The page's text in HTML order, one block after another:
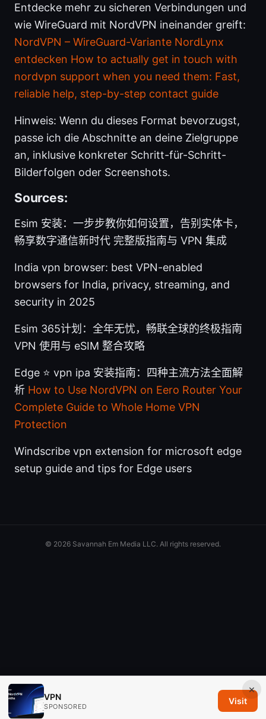
Entdecke mehr zu sicheren Verbindungen und
wie WireGuard mit NordVPN ineinander greift:
NordVPN – WireGuard-Variante NordLynx
entdecken How to actually get in touch with
nordvpn support when you need them: Fast,
reliable help, step-by-step contact guide
Hinweis: Wenn du dieses Format bevorzugst,
passe ich die Abschnitte an deine Zielgruppe
an, inklusive konkreter Schritt-für-Schritt-
Bilderfolgen oder Screenshots.
Sources:
Esim 安装：一步步教你如何设置，告别实体卡，
畅享数字通信新时代 完整版指南与 VPN 集成
India vpn browser: best VPN-enabled
browsers for India, privacy, streaming, and
security in 2025
Esim 365计划：全年无忧，畅联全球的终极指南
VPN 使用与 eSIM 整合攻略
Edge ⭐ vpn ipa 安装指南：四种主流方法全面解
析 How to Use NordVPN on Eero Router Your
Complete Guide to Whole Home VPN
Protection
Windscribe vpn extension for microsoft edge
setup guide and tips for Edge users
×
VPN
SPONSORED
Visit
© 2026 Savannah Em Media LLC. All rights reserved.